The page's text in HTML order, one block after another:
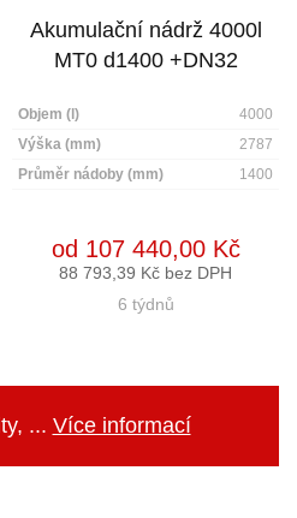
Akumulační nádrž 4000l
MT0 d1400 +DN32
Objem (l)
4000
Výška (mm)
2787
Průměr nádoby (mm)
1400
od 107 440,00 Kč
88 793,39 Kč bez DPH
6 týdnů
... Více informací